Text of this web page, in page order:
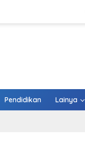
Pendidikan Lainya